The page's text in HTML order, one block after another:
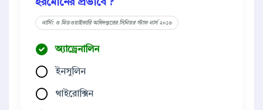
হরমোনের প্রভাবে ?
নার্সিং ও মিডওয়াইফারি অধিদপ্তরের সিনিয়র স্টাফ নার্স ২০১৮
অ্যাড্রেনালিন
ইনসুলিন
থাইরোক্সিন